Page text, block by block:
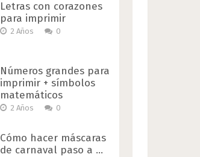
Letras con corazones
para imprimir
2 Años 0
Números grandes para
imprimir + símbolos
matemáticos
2 Años 0
Cómo hacer máscaras
de carnaval paso a …